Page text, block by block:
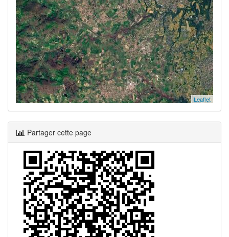
Leaflet
Partager cette page